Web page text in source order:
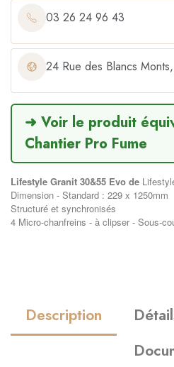
03 26 24 96 43
24 Rue des Blancs
➜ Voir le produit
Chantier Pro Fume
Lifestyle Granit 30&55 Evo de
Dimension - Standard : 229 x 1250mm
Structuré et synchronisés
4 Micro-chanfreins - à clipser - Sous-
Description